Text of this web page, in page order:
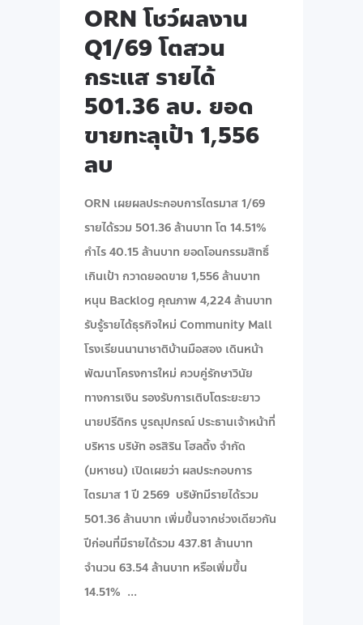
ORN โชว์ผลงาน
Q1/69 โตสวน
กระแส รายได้
501.36 ลบ. ยอด
ขายทะลุเป้า 1,556
ลบ
ORN เผยผลประกอบการไตรมาส 1/69
รายได้รวม 501.36 ล้านบาท โต 14.51%
กำไร 40.15 ล้านบาท ยอดโอนกรรมสิทธิ์
เกินเป้า กวาดยอดขาย 1,556 ล้านบาท
หนุน Backlog คุณภาพ 4,224 ล้านบาท
รับรู้รายได้ธุรกิจใหม่ Community Mall
โรงเรียนนานาชาติบ้านมือสอง เดินหน้า
พัฒนาโครงการใหม่ ควบคู่รักษาวินัย
ทางการเงิน รองรับการเติบโตระยะยาว
นายปรีดิกร บูรณุปกรณ์ ประธานเจ้าหน้าที่
บริหาร บริษัท อรสิริน โฮลดิ้ง จํากัด
(มหาชน) เปิดเผยว่า ผลประกอบการ
ไตรมาส 1 ปี 2569 บริษัทมีรายได้รวม
501.36 ล้านบาท เพิ่มขึ้นจากช่วงเดียวกัน
ปีก่อนที่มีรายได้รวม 437.81 ล้านบาท
จำนวน 63.54 ล้านบาท หรือเพิ่มขึ้น
14.51%